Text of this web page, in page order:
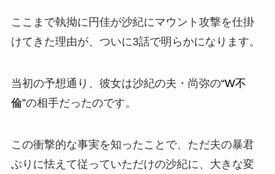
ここまで執拗に円佳が沙紀にマウント攻撃を仕掛
けてきた理由が、ついに3話で明らかになります。
当初の予想通り、彼女は沙紀の夫・尚弥の“W不
倫”の相手だったのです。
この衝撃的な事実を知ったことで、ただ夫の暴君
ぶりに怯えて従っていただけの沙紀に、大きな変